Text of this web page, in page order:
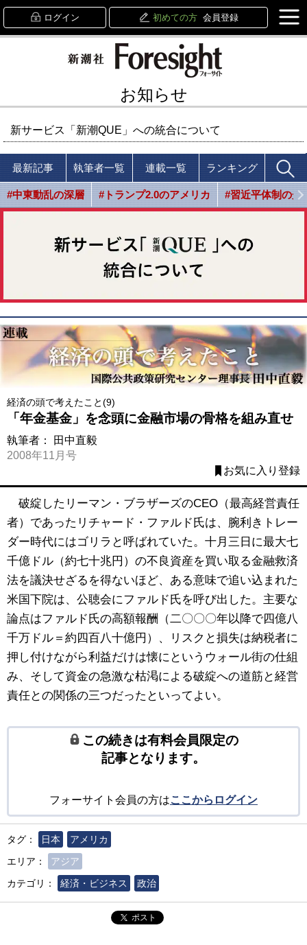
ログイン 初めての方 会員登録
お知らせ
新サービス「新潮QUE」への統合について
最新記事 執筆者一覧 連載一覧 ランキング
#中東動乱の深層 #トランプ2.0のアメリカ #習近平体制の光
経済の頭で考えたこと(9)
「年金基金」を念頭に金融市場の骨格を組み直せ
執筆者：
田中直毅
2008年11月号
お気に入り登録
破綻したリーマン・ブラザーズのCEO（最高経営責任
者）であったリチャード・ファルド氏は、腕利きトレー
ダー時代にはゴリラと呼ばれていた。十月三日に最大七
千億ドル（約七十兆円）の不良資産を買い取る金融救済
法を議決せざるを得ないほど、ある意味で追い込まれた
米国下院は、公聴会にファルド氏を呼び出した。主要な
論点はファルド氏の高額報酬（二〇〇〇年以降で四億八
千万ドル＝約四百八十億円）、リスクと損失は納税者に
押し付けながら利益だけは懐にというウォール街の仕組
み、そして資金の急激な枯渇による破綻への道筋と経営
責任との関係の三つだったといってよい。
この続きは有料会員限定の
記事となります。
フォーサイト会員の方はここからログイン
タグ： 日本
アメリカ
エリア：
アジア
カテゴリ：
経済・ビジネス 政治
ポスト